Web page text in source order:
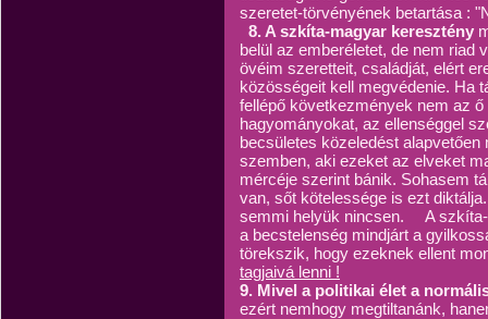
szeretet-törvényének betartása :
8. A szkíta-magyar keresztény
belül az emberéletet, de nem riad
övéim szeretteit, családját, elért
közösségeit kell megvédenie. Ha
fellépő következmények nem az
hagyományokat, az ellenséggel
becsületes közeledést alapvetően
szemben, aki ezeket az elveket
mércéje szerint bánik. Sohasem
van, sőt kötelessége is ezt
semmi helyük nincsen. A szkíta-
a becstelenség mindjárt a
törekszik, hogy ezeknek ellent
tagjaivá lenni !
9. Mivel a politikai élet a
ezért nemhogy megtiltanánk,